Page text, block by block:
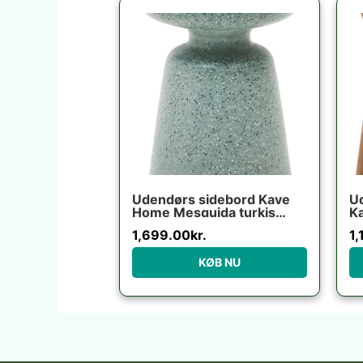
Udendørs sidebord Kave
Home Mesquida turkis
vejrbestandigt nordisk
design
1,699.00kr.
KØB NU